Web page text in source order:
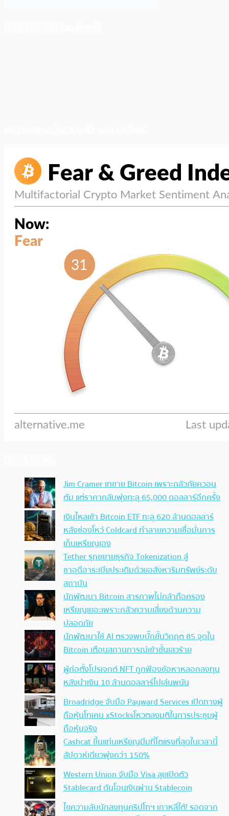
Jim Cramer เทขาย Bitcoin เพราะกลัวภัยควอน
ตัม แต่ราคากลับพุ่งทะลุ 65,000 ดอลลาร์อีกครั้ง
เงินไหลเข้า Bitcoin ETF ทะลุ 620 ล้านดอลลาร์
หลังช่องโหว่ Coldcard ทำลายความเชื่อมั่นการ
เก็บเหรียญเอง
Tether รุกขยายธุรกิจ Tokenization สู่
ซาอุดีอาระเบียประเดิมด้วยอสังหาริมทรัพย์ระดับ
สถาบัน
นักพัฒนา Bitcoin สารภาพไม่กล้าถือครอง
เหรียญเยอะเพราะกลัวความเสี่ยงด้านความ
ปลอดภัย
นักพัฒนาใช้ AI ตรวจพบบั๊กขั้นวิกฤต 85 จุดใน
Bitcoin เตือนสถานการณ์เข้าขั้นเลวร้าย
ผู้ก่อตั้งโปรเจกต์ NFT ถูกฟ้องข้อหาหลอกลงทุน
หลังนำเงิน 10 ล้านดอลลาร์ไปเล่นพนัน
Broadridge จับมือ Payward Services เปิดทางผู้
ถือหุ้นโทเคน xStocksโหวตลงมติในการประชุมผู้
ถือหุ้นจริง
Cashcat ขึ้นแท่นเหรียญมีมที่โตแรงที่สุดในเวลานี้
สัปดาห์เดียวพุ่งกว่า 150%
Western Union จับมือ Visa ลุยเปิดตัว
Stablecard ดันโอนเงินผ่าน Stablecoin
ไขความลับนักลงทุนคริปโทฯ เกาหลีใต้! รอดจาก